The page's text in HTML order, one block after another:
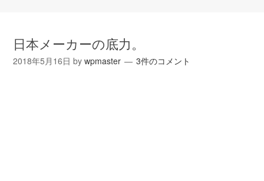
日本メーカーの底力。
2018年5月16日 bywpmaster 3件のコメント